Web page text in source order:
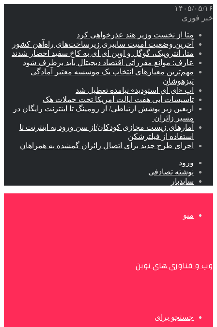
۱۴۰۵/۰۵/۱۶
خبر فوری
متا از نخست وزیر هند عذرخواهی کرد
آخرین وضعیت امنیت سایبری زیرساخت‌های راه‌آهن کشور
متا، آنتروپیک، گوگل و اوپن ای آی به کاخ سفید احضار شدند
عارف: موانع مقرراتی اقتصاد دیجیتال باید برطرف شود
مهم‌ترین معیارهای انتخاب یک موسسه معتبر آمادگی
تیزهوشان
اپ «ای آی استودید» نیامده تعطیل شد
تاسیسات آبی هفت ایالت آمریکا تحت حملات هک
اربعین زیر پوشش ارتباطی/ از رومینگ تا اینترنت رایگان در
مسیر زائران
آمارهای زیست مجازی کودکان/از سن ورود به اینترنت تا
استفاده از فیلترشکن
اجرای طرح جدید برای اتصال زائران گمشده به همراهان
ورود
نوشته تصادفی
سایدبار
منو
وب و فناوری های نوین
جستجو برای